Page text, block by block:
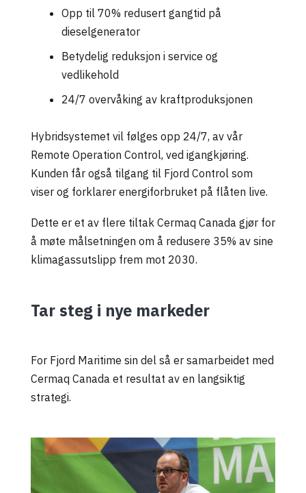
Opp til 70% redusert gangtid på
dieselgenerator
Betydelig reduksjon i service og
vedlikehold
24/7 overvåking av kraftproduksjonen
Hybridsystemet vil følges opp 24/7, av vår
Remote Operation Control, ved igangkjøring.
Kunden får også tilgang til Fjord Control som
viser og forklarer energiforbruket på flåten live.
Dette er et av flere tiltak Cermaq Canada gjør for
å møte målsetningen om å redusere 35% av sine
klimagassutslipp frem mot 2030.
Tar steg i nye markeder
For Fjord Maritime sin del så er samarbeidet med
Cermaq Canada et resultat av en langsiktig
strategi.